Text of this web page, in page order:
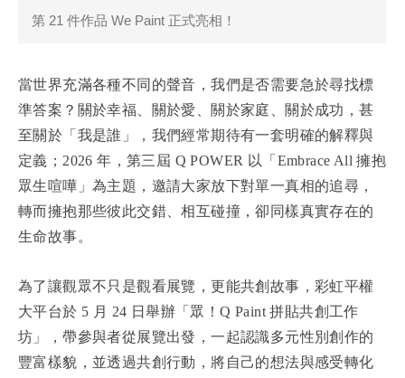
第 21 件作品 We Paint 正式亮相！
當世界充滿各種不同的聲音，我們是否需要急於尋找標
準答案？關於幸福、關於愛、關於家庭、關於成功，甚
至關於「我是誰」，我們經常期待有一套明確的解釋與
定義；2026 年，第三屆 Q POWER 以「Embrace All 擁抱
眾生喧嘩」為主題，邀請大家放下對單一真相的追尋，
轉而擁抱那些彼此交錯、相互碰撞，卻同樣真實存在的
生命故事。
為了讓觀眾不只是觀看展覽，更能共創故事，彩虹平權
大平台於 5 月 24 日舉辦「眾！Q Paint 拼貼共創工作
坊」，帶參與者從展覽出發，一起認識多元性別創作的
豐富樣貌，並透過共創行動，將自己的想法與感受轉化